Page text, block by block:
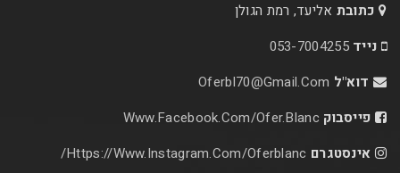
כתובת אליעד, רמת הגולן
נייד 053-7004255
דוא"ל Oferbl70@Gmail.Com
פייסבוק Www.facebook.com/ofer.blanc
אינסטגרם Https://www.instagram.com/oferblanc/